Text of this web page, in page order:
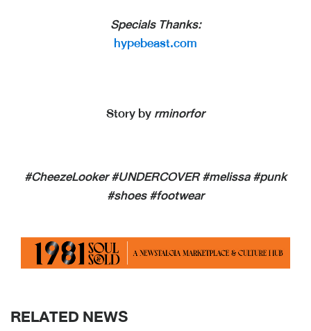
Specials Thanks:
hypebeast.com
Story byrminorfor
#CheezeLooker #UNDERCOVER #melissa #punk
#shoes #footwear
RELATED NEWS